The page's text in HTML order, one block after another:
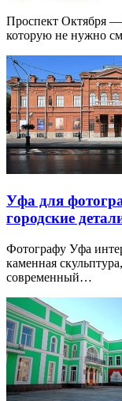
Проспект Октября —
которую не нужно
Уфа для
городские
Фотографу Уфа
каменная
современный…